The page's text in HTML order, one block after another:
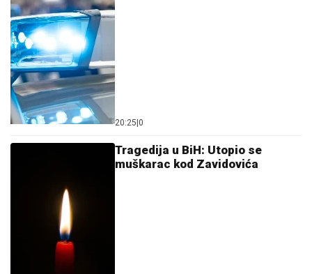
20:25 0
Tragedija u BiH: Utopio se
muškarac kod Zavidovića